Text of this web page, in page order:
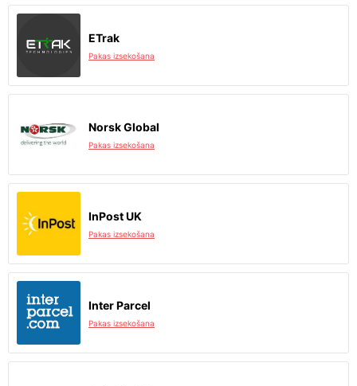
ETrak
Pakas izsekošana
Norsk Global
Pakas izsekošana
InPost UK
Pakas izsekošana
Inter Parcel
Pakas izsekošana